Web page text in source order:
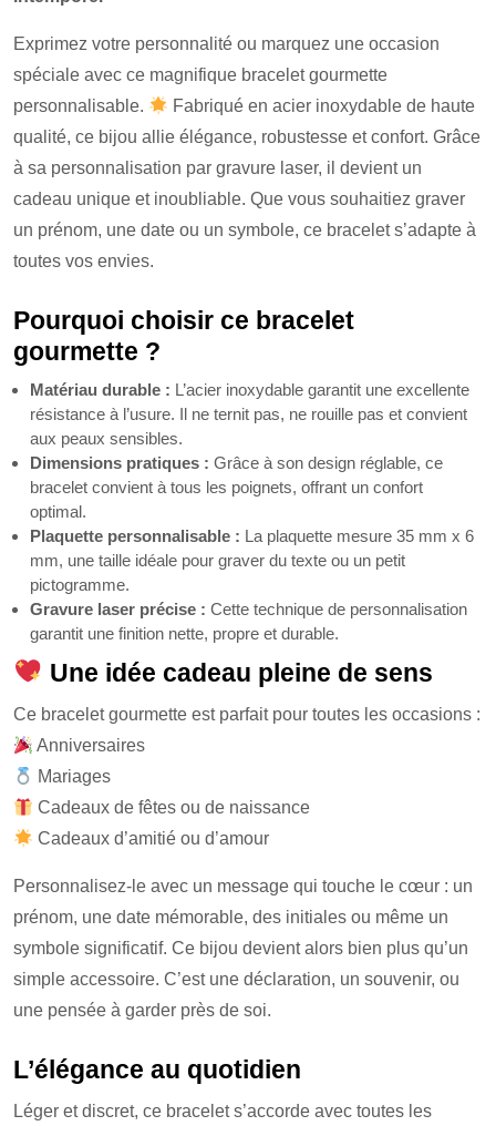
Exprimez votre personnalité ou marquez une occasion
spéciale avec ce magnifique bracelet gourmette
personnalisable.
Fabriqué en acier inoxydable de haute
qualité, ce bijou allie élégance, robustesse et confort. Grâce
à sa personnalisation par gravure laser, il devient un
cadeau unique et inoubliable. Que vous souhaitiez graver
un prénom, une date ou un symbole, ce bracelet s’adapte à
toutes vos envies.
Pourquoi choisir ce bracelet
gourmette ?
Matériau durable : L’acier inoxydable garantit une excellente
résistance à l’usure. Il ne ternit pas, ne rouille pas et convient
aux peaux sensibles.
Dimensions pratiques : Grâce à son design réglable, ce
bracelet convient à tous les poignets, offrant un confort
optimal.
Plaquette personnalisable : La plaquette mesure 35 mm x 6
mm, une taille idéale pour graver du texte ou un petit
pictogramme.
Gravure laser précise : Cette technique de personnalisation
garantit une finition nette, propre et durable.
Une idée cadeau pleine de sens
Ce bracelet gourmette est parfait pour toutes les occasions :
Anniversaires
Mariages
Cadeaux de fêtes ou de naissance
Cadeaux d’amitié ou d’amour
Personnalisez-le avec un message qui touche le cœur : un
prénom, une date mémorable, des initiales ou même un
symbole significatif. Ce bijou devient alors bien plus qu’un
simple accessoire. C’est une déclaration, un souvenir, ou
une pensée à garder près de soi.
L’élégance au quotidien
Léger et discret, ce bracelet s’accorde avec toutes les